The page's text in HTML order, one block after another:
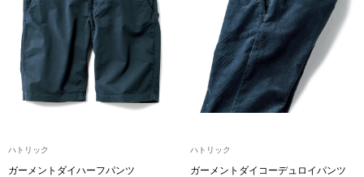
ショート･クロ
デニム
ハトリック
ガーメントダイハーフパンツ
ハトリック
ガーメントダイコーデュロイパンツ